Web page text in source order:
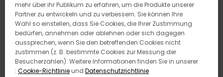
mehr über ihr Publikum zu erfahren, um die Produkte unserer
Partner zu entwickeln und zu verbessern. Sie können Ihre
Wahl so einstellen, dass Sie Cookies, die Ihrer Zustimmung
bedürfen, annehmen oder ablehnen oder sich dagegen
aussprechen, wenn Sie den betreffenden Cookies nicht
zustimmen (z. B. bestimmte Cookies zur Messung der
Besucherzahlen). Weitere Informationen finden Sie in unserer
: Cookie-Richtlinieund Datenschutzrichtlinie